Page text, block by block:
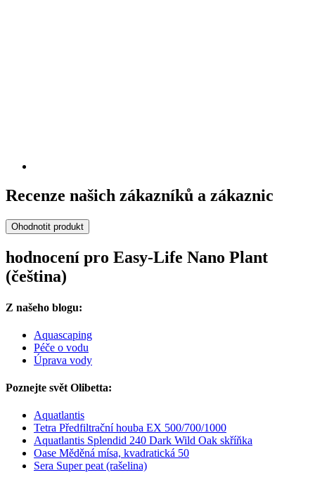
Recenze našich zákazníků a zákaznic
Ohodnotit produkt
hodnocení pro Easy-Life Nano Plant
(čeština)
Z našeho blogu:
Aquascaping
Péče o vodu
Úprava vody
Poznejte svět Olibetta:
Aquatlantis
Tetra Předfiltrační houba EX 500/700/1000
Aquatlantis Splendid 240 Dark Wild Oak skříňka
Oase Měděná mísa, kvadratická 50
Sera Super peat (rašelina)